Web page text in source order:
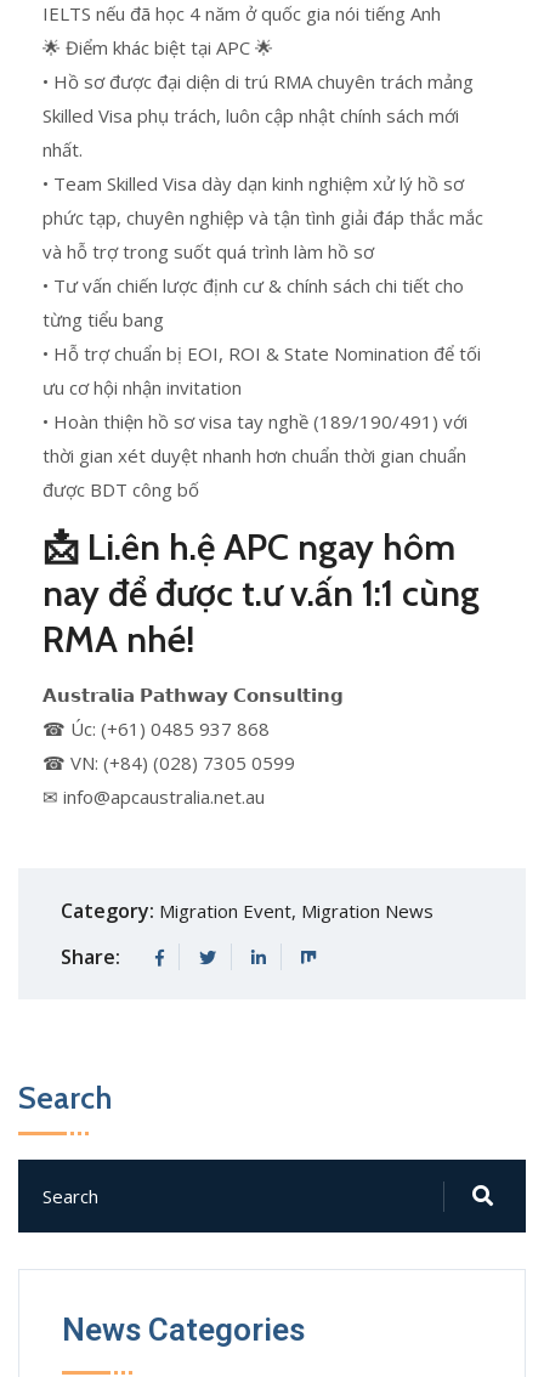
IELTS nếu đã học 4 năm ở quốc gia nói tiếng Anh
🌟 Điểm khác biệt tại APC 🌟
• Hồ sơ được đại diện di trú RMA chuyên trách mảng
Skilled Visa phụ trách, luôn cập nhật chính sách mới
nhất.
• Team Skilled Visa dày dạn kinh nghiệm xử lý hồ sơ
phức tạp, chuyên nghiệp và tận tình giải đáp thắc mắc
và hỗ trợ trong suốt quá trình làm hồ sơ
• Tư vấn chiến lược định cư & chính sách chi tiết cho
từng tiểu bang
• Hỗ trợ chuẩn bị EOI, ROI & State Nomination để tối
ưu cơ hội nhận invitation
• Hoàn thiện hồ sơ visa tay nghề (189/190/491) với
thời gian xét duyệt nhanh hơn chuẩn thời gian chuẩn
được BDT công bố
📩 Li.ên h.ệ APC ngay hôm
nay để được t.ư v.ấn 1:1 cùng
RMA nhé!
𝗔𝘂𝘀𝘁𝗿𝗮𝗹𝗶𝗮 𝗣𝗮𝘁𝗵𝘄𝗮𝘆 𝗖𝗼𝗻𝘀𝘂𝗹𝘁𝗶𝗻𝗴
☎ Úc: (+61) 0485 937 868
☎ VN: (+84) (028) 7305 0599
✉ info@apcaustralia.net.au
Category: Migration Event, Migration News
Share:
Search
News Categories